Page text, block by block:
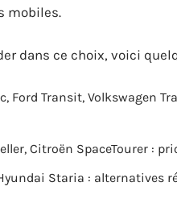
mobiles.
dans ce choix, voici
Ford Transit, Volkswagen
Citroën SpaceTourer :
Staria : alternatives